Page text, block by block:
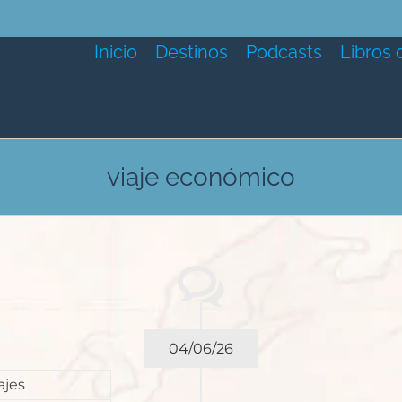
Inicio Destinos Podcasts Libros
viaje económico
04/06/26